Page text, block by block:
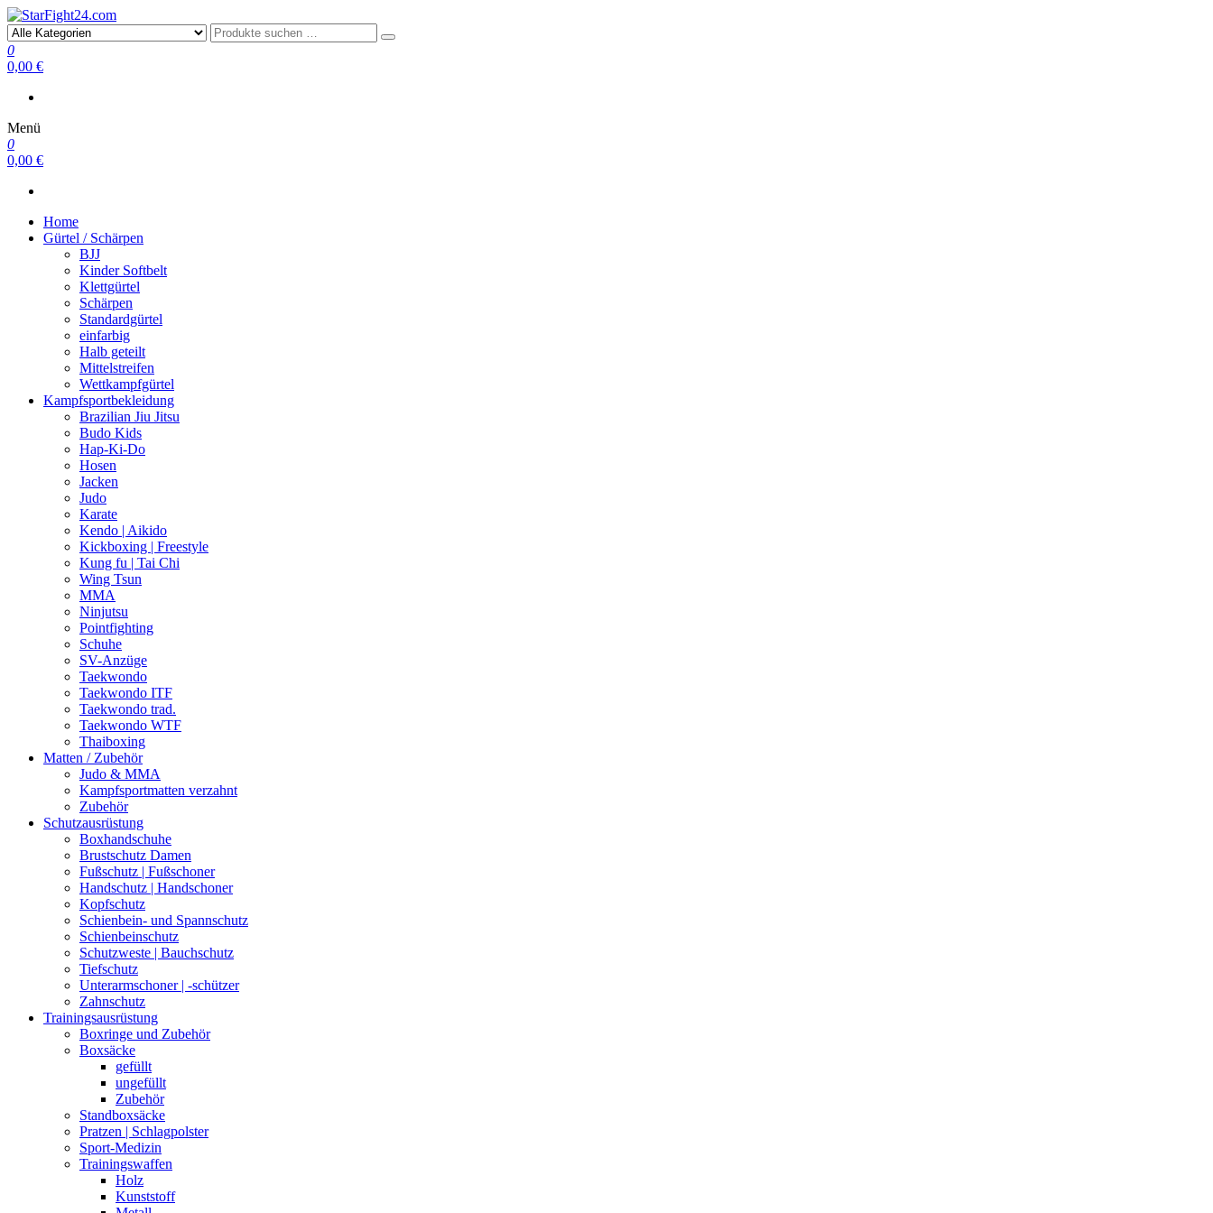
StarFight24.com
Kampfsportartikel
0
0,00 €
Menü
0
0,00 €
Home
Gürtel / Schärpen
BJJ
Kinder Softbelt
Klettgürtel
Schärpen
Standardgürtel
einfarbig
Halb geteilt
Mittelstreifen
Wettkampfgürtel
Kampfsportbekleidung
Brazilian Jiu Jitsu
Budo Kids
Hap-Ki-Do
Hosen
Jacken
Judo
Karate
Kendo | Aikido
Kickboxing | Freestyle
Kung fu | Tai Chi
Wing Tsun
MMA
Ninjutsu
Pointfighting
Schuhe
SV-Anzüge
Taekwondo
Taekwondo ITF
Taekwondo trad.
Taekwondo WTF
Thaiboxing
Matten / Zubehör
Judo & MMA
Kampfsportmatten verzahnt
Zubehör
Schutzausrüstung
Boxhandschuhe
Brustschutz Damen
Fußschutz | Fußschoner
Handschutz | Handschoner
Kopfschutz
Schienbein- und Spannschutz
Schienbeinschutz
Schutzweste | Bauchschutz
Tiefschutz
Unterarmschoner | -schützer
Zahnschutz
Trainingsausrüstung
Boxringe und Zubehör
Boxsäcke
gefüllt
ungefüllt
Zubehör
Standboxsäcke
Pratzen | Schlagpolster
Sport-Medizin
Trainingswaffen
Holz
Kunststoff